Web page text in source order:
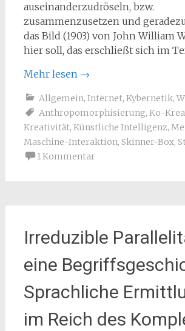
auseinanderzudröseln, bzw.
zusammenzusetzen und
das Bild (1903) von John William
hier soll, das erschließt sich im
Mehr lesen →
Allgemein, Internet, Kybernetik,
Anthropomorphisierung, Ko-
Kreativität, Künstliche Intelligenz,
Maschine-Interaktion, Skinner-Box,
1 Kommentar
Irreduzible
eine
Sprachliche
im Reich des